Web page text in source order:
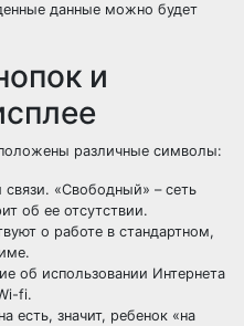
данные можно будет
и
различные символы:
«Свободный» – сеть
об ее отсутствии.
о работе в стандартном,
об использовании Интернета
fi.
есть, значит, ребенок «на